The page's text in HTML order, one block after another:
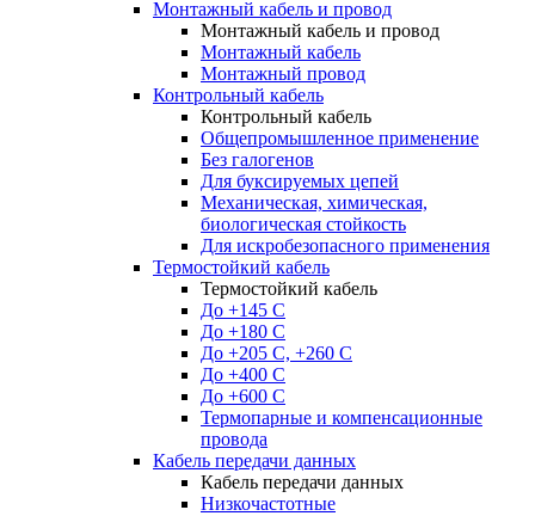
Монтажный кабель и провод
Монтажный кабель и провод
Монтажный кабель
Монтажный провод
Контрольный кабель
Контрольный кабель
Общепромышленное применение
Без галогенов
Для буксируемых цепей
Механическая, химическая,
биологическая стойкость
Для искробезопасного применения
Термостойкий кабель
Термостойкий кабель
До +145 С
До +180 C
До +205 С, +260 С
До +400 C
До +600 С
Термопарные и компенсационные
провода
Кабель передачи данных
Кабель передачи данных
Низкочастотные